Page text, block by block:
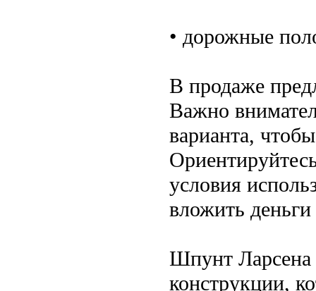
• дорожные
В продаже
Важно
варианта,
условия
вложить
Шпунт Ларсена
конструкции,